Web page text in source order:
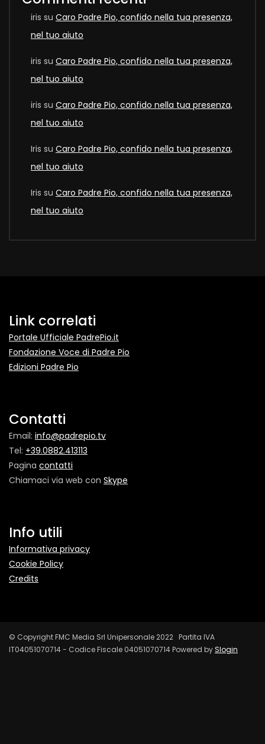
iris su Caro Padre Pio, confido nella tua presenza,
nel tuo aiuto
iris su Caro Padre Pio, confido nella tua presenza,
nel tuo aiuto
iris su Caro Padre Pio, confido nella tua presenza,
nel tuo aiuto
Iris su Caro Padre Pio, confido nella tua presenza,
nel tuo aiuto
Iris su Caro Padre Pio, confido nella tua presenza,
nel tuo aiuto
Link correlati
Portale Ufficiale PadrePio.it
Fondazione Voce di Padre Pio
Edizioni Padre Pio
Contatti
Email: info@padrepio.tv
Tel: +39.0882.413113
Pagina contatti
Chiamaci via web con Skype
Info utili
Informativa privacy
Cookie Policy
Credits
© Copyright FMC Media Srl Unipersonale 2022 Partita IVA
IT04051070714 - Codice Fiscale 04051070714 Powered bySlogin